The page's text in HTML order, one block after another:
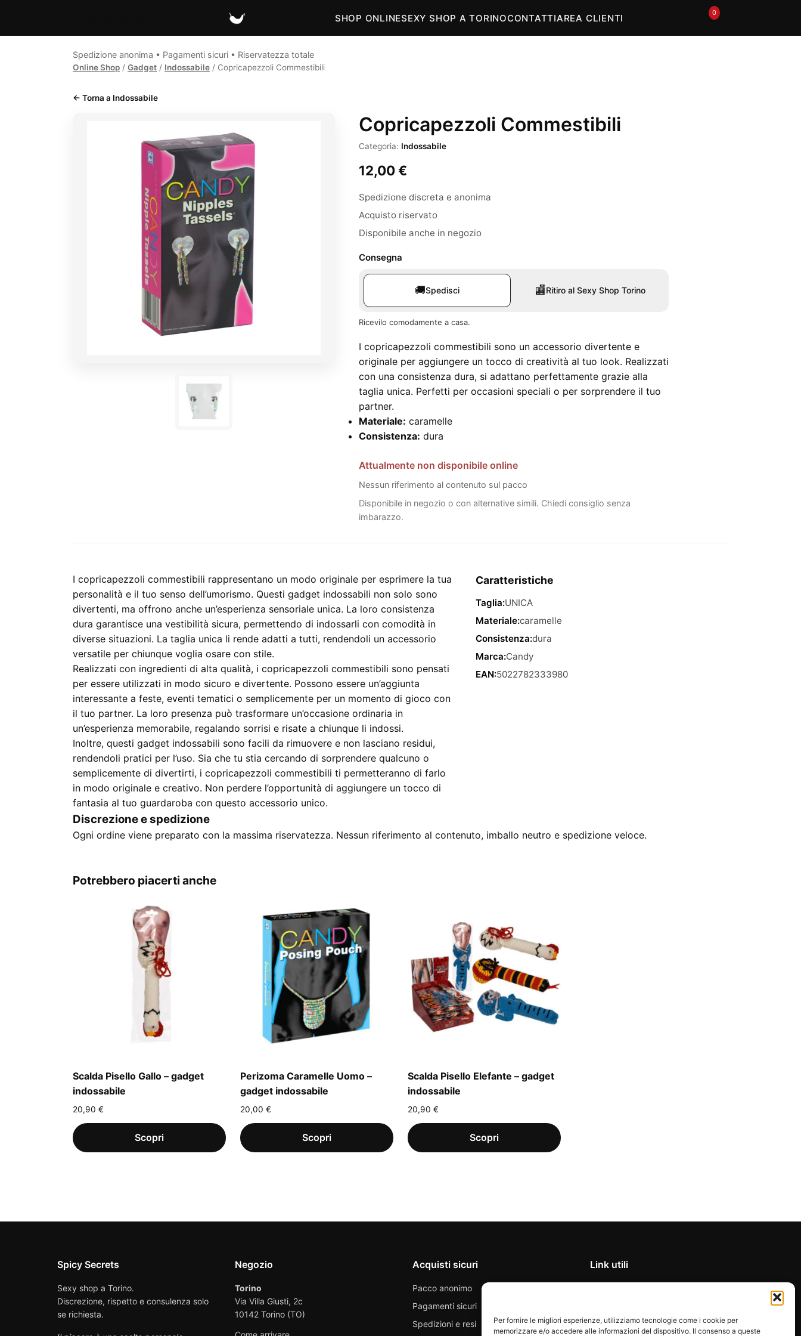
Per fornire le migliori esperienze, utilizziamo tecnologie come i cookie per
memorizzare e/o accedere alle informazioni del dispositivo. Il consenso a queste
SHOP ONLINESEXY SHOP A TORINOCONTATTIAREA CLIENTI 🛒0
Spedizione anonima • Pagamenti sicuri • Riservatezza totale
Online Shop / Gadget / Indossabile / Copricapezzoli Commestibili
← Torna a Indossabile
Copricapezzoli Commestibili
Categoria: Indossabile
12,00€
Spedizione discreta e anonima
Acquisto riservato
Disponibile anche in negozio
Consegna
🚚Spedisci 🏬Ritiro al Sexy Shop Torino
Ricevilo comodamente a casa.
I copricapezzoli commestibili sono un accessorio divertente e
originale per aggiungere un tocco di creatività al tuo look. Realizzati
con una consistenza dura, si adattano perfettamente grazie alla
taglia unica. Perfetti per occasioni speciali o per sorprendere il tuo
partner.
Materiale: caramelle
Consistenza: dura
Attualmente non disponibile online
Nessun riferimento al contenuto sul pacco
Disponibile in negozio o con alternative simili. Chiedi consiglio senza
imbarazzo.
I copricapezzoli commestibili rappresentano un modo originale per esprimere la tua
personalità e il tuo senso dell’umorismo. Questi gadget indossabili non solo sono
divertenti, ma offrono anche un’esperienza sensoriale unica. La loro consistenza
dura garantisce una vestibilità sicura, permettendo di indossarli con comodità in
diverse situazioni. La taglia unica li rende adatti a tutti, rendendoli un accessorio
versatile per chiunque voglia osare con stile.
Realizzati con ingredienti di alta qualità, i copricapezzoli commestibili sono pensati
per essere utilizzati in modo sicuro e divertente. Possono essere un’aggiunta
interessante a feste, eventi tematici o semplicemente per un momento di gioco con
il tuo partner. La loro presenza può trasformare un’occasione ordinaria in
un’esperienza memorabile, regalando sorrisi e risate a chiunque li indossi.
Inoltre, questi gadget indossabili sono facili da rimuovere e non lasciano residui,
rendendoli pratici per l’uso. Sia che tu stia cercando di sorprendere qualcuno o
semplicemente di divertirti, i copricapezzoli commestibili ti permetteranno di farlo
in modo originale e creativo. Non perdere l’opportunità di aggiungere un tocco di
fantasia al tuo guardaroba con questo accessorio unico.
Caratteristiche
Taglia:UNICA
Materiale:caramelle
Consistenza:dura
Marca:Candy
EAN:5022782333980
Discrezione e spedizione
Ogni ordine viene preparato con la massima riservatezza. Nessun riferimento al contenuto, imballo neutro e spedizione veloce.
Potrebbero piacerti anche
Scalda Pisello Gallo – gadget
indossabile
20,90 €
Perizoma Caramelle Uomo –
gadget indossabile
20,00 €
Scalda Pisello Elefante – gadget
indossabile
20,90 €
Spicy Secrets
Sexy shop a Torino.
Discrezione, rispetto e consulenza solo
se richiesta.
Negozio
Torino
Via Villa Giusti, 2c
10142 Torino (TO)
Acquisti sicuri
Pacco anonimo
Pagamenti sicuri
Spedizioni e resi
Link utili
Cookie Policy